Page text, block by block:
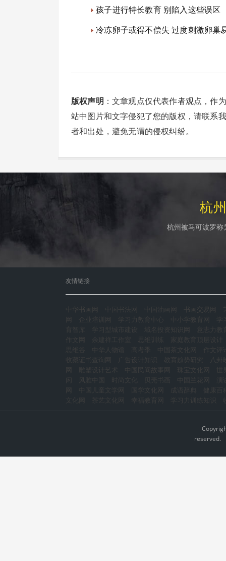
孩子进行特长教育 别陷入这些误区
冷冻卵子或得不偿失 过度刺激卵巢
版权声明 ：文章观点仅代表作者观点，作
站中图片和文字侵犯了您的版权，请联系
者和出处，避免无谓的侵权纠纷。
杭
杭州被马可波罗
友情链接
中华书画网 中国书法网 中国油画网 书画交易网
网
企业培训网 学习力教育中心 中小学教育网
育智库
学习型城市建设 域名投资知识网
意志力教
作文网
余建祥工作室 思维训练
家庭教育顶层设计
思维谷
中华人物谱 高考季 中国茶文化网
作文评
收藏证书查询网
广告设计知识 教育趋势研究
八卦
网
雕塑设计艺术 中国民间故事网 珠宝文化网
世
闲
风雅中国 时尚文化 贝壳书画 中国兰花网
网
中国儿童文学网 国学文化网 成语辞典
健康百
文化网
茶艺文化网 幸福教育网 学习力训练知识